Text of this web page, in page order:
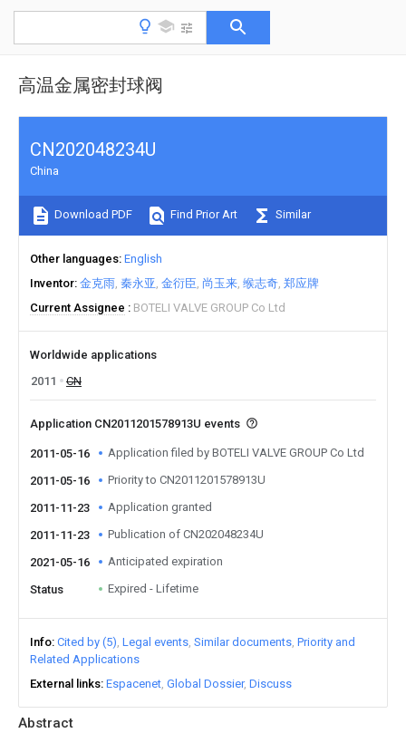
高温金属密封球阀
Abstract
CN202048234U
China
Download PDF Find Prior Art Similar
Other languages English
Inventor 金克雨 秦永亚 金衍臣 尚玉来 缑志奇 郑应牌
Current Assignee
BOTELI VALVE GROUP Co Ltd
Worldwide applications
2011
CN
Application CN2011201578913U events
2011-05-16 Application filed by BOTELI VALVE GROUP Co Ltd
2011-05-16 Priority to CN2011201578913U
2011-11-23 Application granted
2011-11-23 Publication of CN202048234U
2021-05-16 Anticipated expiration
Status Expired - Lifetime
Info Cited by (5) Legal events Similar documents Priority and
Related Applications
External links Espacenet Global Dossier Discuss